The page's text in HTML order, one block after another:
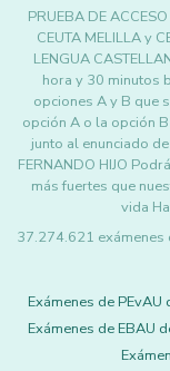
PRUEBA DE
CEUTA MELILLA y
LENGUA
hora y 30 minutos
opciones A y B que
opción A o la opción
junto al enunciado
FERNANDO HIJO
más fuertes que
vida
37.274.621
Exámenes de PEvAU
Exámenes de EBAU